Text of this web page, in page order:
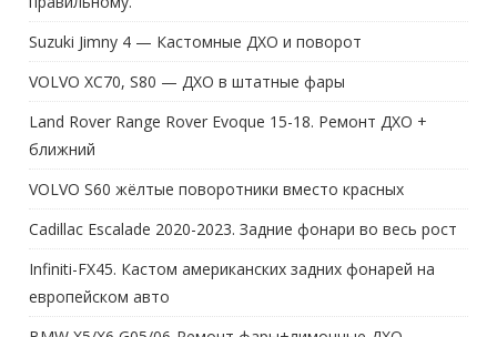
Suzuki Jimny 4 — Кастомные ДХО и поворот
VOLVO XC70, S80 — ДХО в штатные фары
Land Rover Range Rover Evoque 15-18. Ремонт ДХО +
ближний
VOLVO S60 жёлтые поворотники вместо красных
Cadillac Escalade 2020-2023. Задние фонари во весь рост
Infiniti-FX45. Кастом американских задних фонарей на
европейском авто